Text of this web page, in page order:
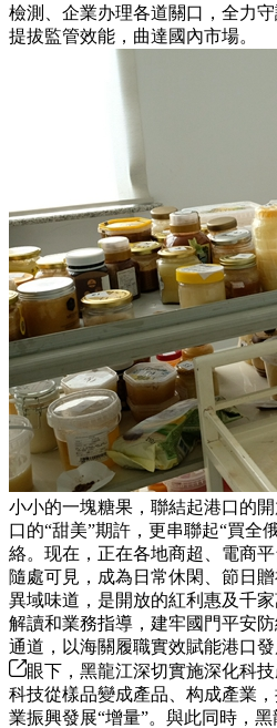
檢測、企業办理各道關口，全力守
提拔監管效能，曲達國內市場。
小小的一塊糖果，聯結起港口的
口的“甜美”期許，更串聯起“買全
絡。现在，正在各地商超、電商
隨處可見，成為日常休閑、節日
異域味道，是開放的紅利惠及千
解讀和業務指導，建牢國門平安
通道，以海關履職實效賦能港口發
眼下，黑龍江深切實施深化科
科技從樣品變成產品、构成產業
業振興發展“增量”。與此同時，